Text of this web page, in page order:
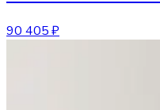
90 405 ₽